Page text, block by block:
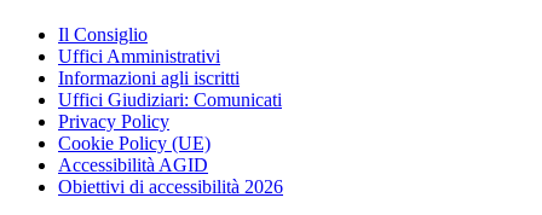
Il Consiglio
Uffici Amministrativi
Informazioni agli iscritti
Uffici Giudiziari: Comunicati
Privacy Policy
Cookie Policy (UE)
Accessibilità AGID
Obiettivi di accessibilità 2026